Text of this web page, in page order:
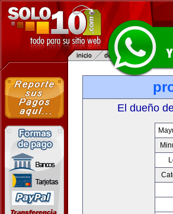
El dueño